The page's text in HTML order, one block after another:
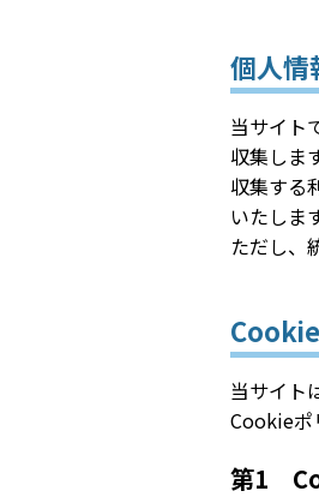
個人情
当サイト
収集しま
収集する
いたしま
ただし、
当サイト
Cookieポ
第1